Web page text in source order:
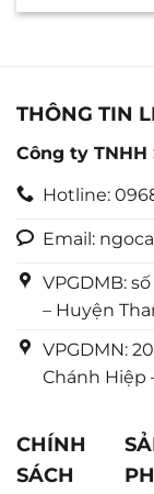
hạng
THÔNG TIN
Công ty TNHH
Hotline:
Email:
VPGDMB:
– Huyện
VPGDMN:
Chánh Hiệp
CHÍNH
SÁCH